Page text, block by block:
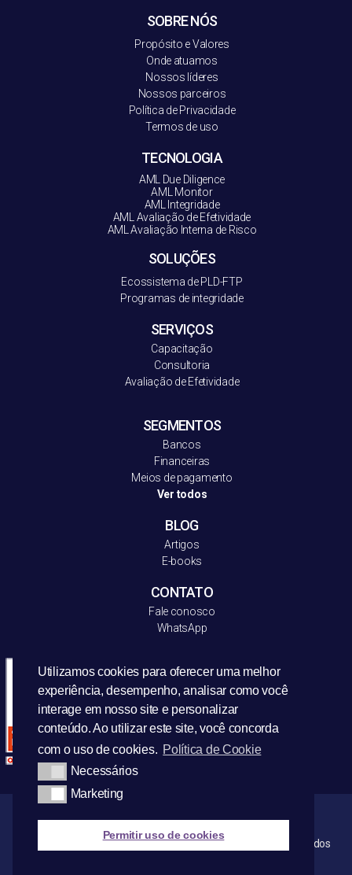
Utilizamos cookies para oferecer uma melhor
experiência, desempenho, analisar como você
interage em nosso site e personalizar
conteúdo. Ao utilizar este site, você concorda
com o uso de cookies. Política de Cookie
Necessários
Marketing
Permitir uso de cookies
SOBRE NÓS
Propósito e Valores
Onde atuamos
Nossos líderes
Nossos parceiros
Política de Privacidade
Termos de uso
TECNOLOGIA
AML Due Diligence
AML Monitor
AML Integridade
AML Avaliação de Efetividade
AML Avaliação Interna de Risco
SOLUÇÕES
Ecossistema de PLD-FTP
Programas de integridade
SERVIÇOS
Capacitação
Consultoria
Avaliação de Efetividade
SEGMENTOS
Bancos
Financeiras
Meios de pagamento
Ver todos
BLOG
Artigos
E-books
CONTATO
Fale conosco
WhatsApp
© Copyright 2021 | AML Reputacional – Todos os direitos reservados